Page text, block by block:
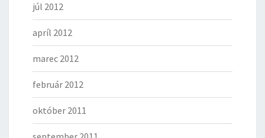
júl 2012
apríl 2012
marec 2012
február 2012
október 2011